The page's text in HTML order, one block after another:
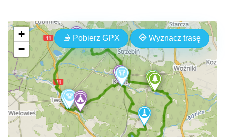
Pobierz GPX Wyznacz trasę
+
−